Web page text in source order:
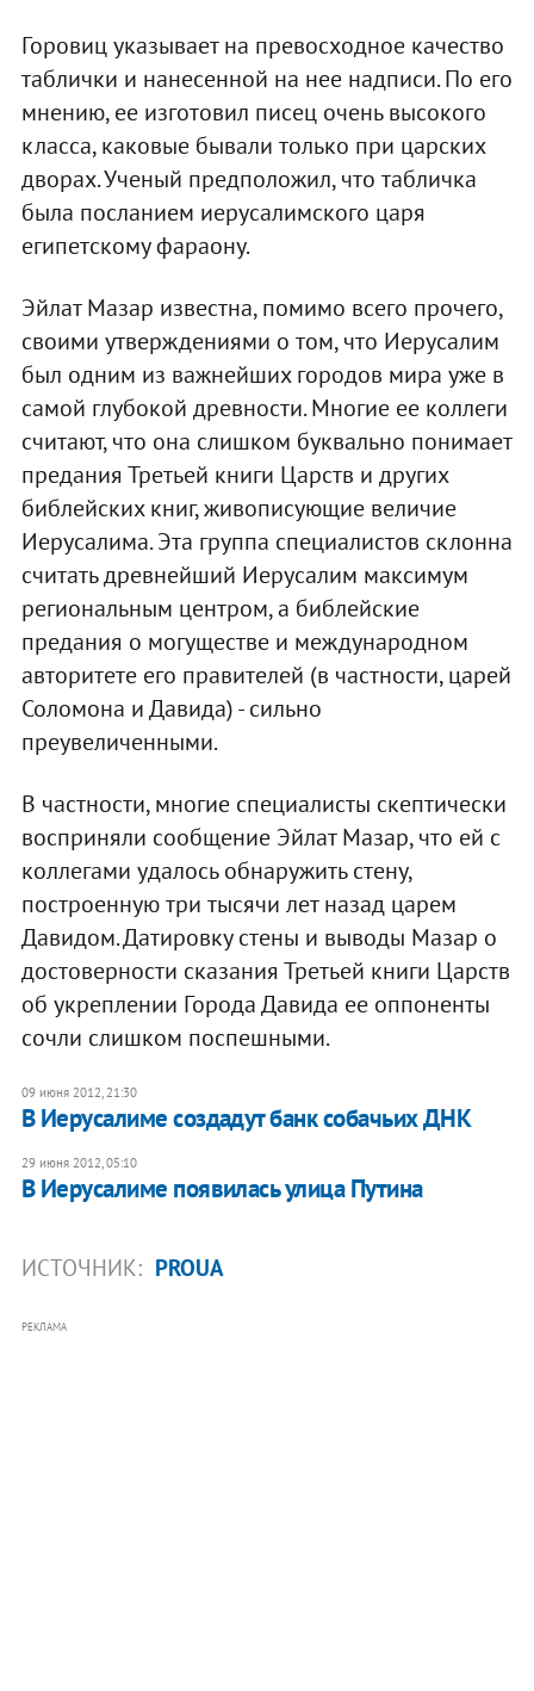
Горовиц указывает на превосходное качество
таблички и нанесенной на нее надписи. По его
мнению, ее изготовил писец очень высокого
класса, каковые бывали только при царских
дворах. Ученый предположил, что табличка
была посланием иерусалимского царя
египетскому фараону.
Эйлат Мазар известна, помимо всего прочего,
своими утверждениями о том, что Иерусалим
был одним из важнейших городов мира уже в
самой глубокой древности. Многие ее коллеги
считают, что она слишком буквально понимает
предания Третьей книги Царств и других
библейских книг, живописующие величие
Иерусалима. Эта группа специалистов склонна
считать древнейший Иерусалим максимум
региональным центром, а библейские
предания о могуществе и международном
авторитете его правителей (в частности, царей
Соломона и Давида) - сильно
преувеличенными.
В частности, многие специалисты скептически
восприняли сообщение Эйлат Мазар, что ей с
коллегами удалось обнаружить стену,
построенную три тысячи лет назад царем
Давидом. Датировку стены и выводы Мазар о
достоверности сказания Третьей книги Царств
об укреплении Города Давида ее оппоненты
сочли слишком поспешными.
09 июня 2012, 21:30
В Иерусалиме создадут банк собачьих ДНК
29 июня 2012, 05:10
В Иерусалиме появилась улица Путина
ИСТОЧНИК: PROUA
РЕКЛАМА